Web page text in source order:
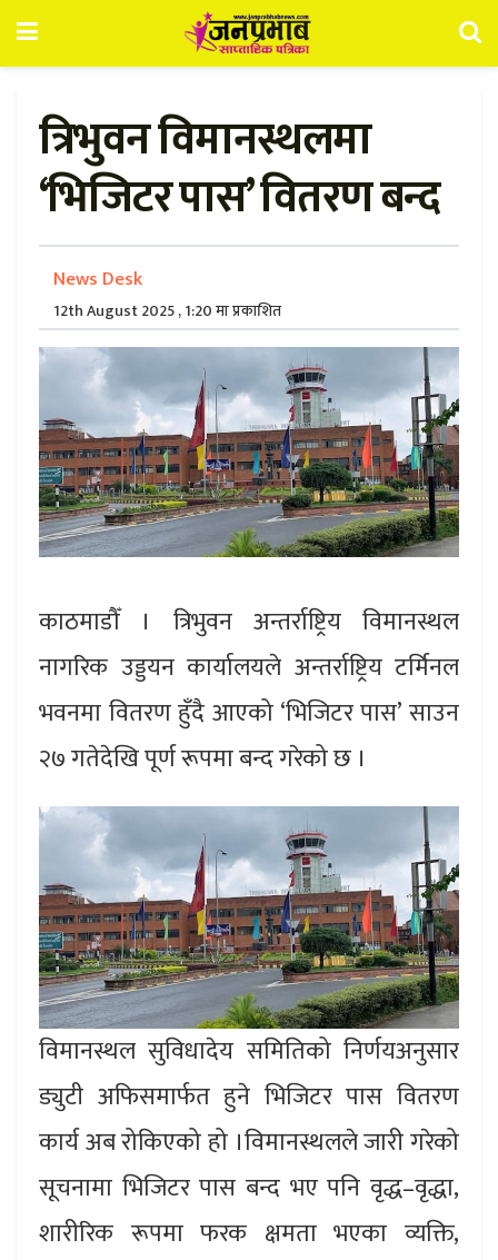
त्रिभुवन विमानस्थलमा
‘भिजिटर पास’ वितरण बन्द
News Desk
12th August 2025 , 1:20 मा प्रकाशित
काठमाडौँ । त्रिभुवन अन्तर्राष्ट्रिय विमानस्थल
नागरिक उड्डयन कार्यालयले अन्तर्राष्ट्रिय टर्मिनल
भवनमा वितरण हुँदै आएको ‘भिजिटर पास’ साउन
२७ गतेदेखि पूर्ण रूपमा बन्द गरेको छ ।
विमानस्थल सुविधादेय समितिको निर्णयअनुसार
ड्युटी अफिसमार्फत हुने भिजिटर पास वितरण
कार्य अब रोकिएको हो ।विमानस्थलले जारी गरेको
सूचनामा भिजिटर पास बन्द भए पनि वृद्ध–वृद्धा,
शारीरिक रूपमा फरक क्षमता भएका व्यक्ति,